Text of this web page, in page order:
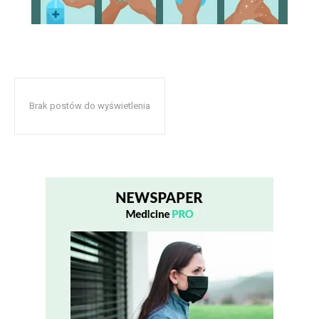
Brak postów do wyświetlenia